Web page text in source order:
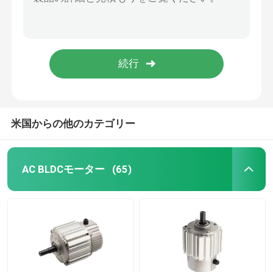
電気水ポンプモーター
3段階の産業モーター
遠心送風機ファン
産業軸流れファン
米国からの他のカテゴリー
AC BLDCモーター (65)